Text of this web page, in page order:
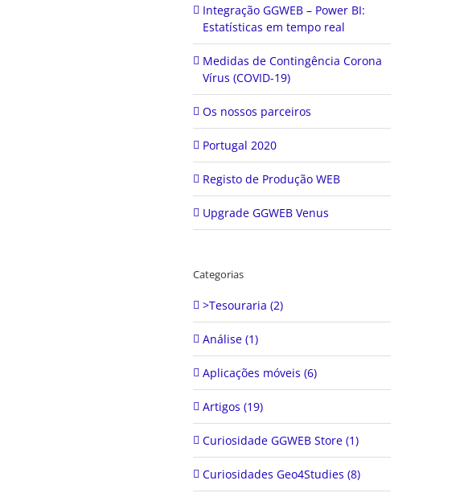
Integração GGWEB – Power BI:
Estatísticas em tempo real
Medidas de Contingência Corona
Vírus (COVID-19)
Os nossos parceiros
Portugal 2020
Registo de Produção WEB
Upgrade GGWEB Venus
Categorias
>Tesouraria (2)
Análise (1)
Aplicações móveis (6)
Artigos (19)
Curiosidade GGWEB Store (1)
Curiosidades Geo4Studies (8)